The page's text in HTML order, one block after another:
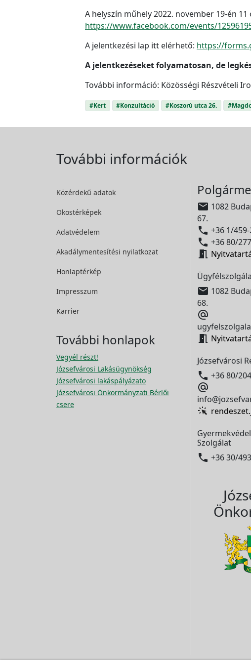
A helyszín műhely 2022. november 19-én
https://www.facebook.com/events/
A jelentkezési lap itt elérhető: https://
A jelentkezéseket folyamatosan, de
További információ: Közösségi Részvételi
#Kert #Konzultáció #Koszorú utca 26.
További információk
Közérdekű adatok
Okostérképek
Adatvédelem
Akadálymentesítési nyilatkozat
Honlaptérkép
Impresszum
Karrier
További honlapok
Vegyél részt!
Józsefvárosi Lakásügynökség
Józsefvárosi lakáspályázato
Józsefvárosi Önkormányzati Bérlői
csere
 1082
67.
 +36 1/
 +36 80/

 1082
68.


Józsefvárosi
 +36 80/

Szolgálat
 +36 30/